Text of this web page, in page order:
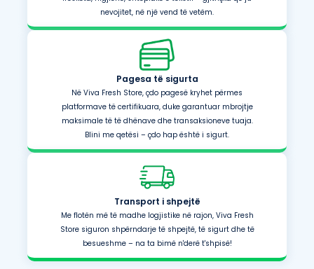
nevojitet, në një vend të vetëm.
Pagesa të sigurta
Në Viva Fresh Store, çdo pagesë kryhet përmes
platformave të certifikuara, duke garantuar mbrojtje
maksimale të të dhënave dhe transaksioneve tuaja.
Blini me qetësi – çdo hap është i sigurt.
Transport i shpejtë
Me flotën më të madhe logjistike në rajon, Viva Fresh
Store siguron shpërndarje të shpejtë, të sigurt dhe të
besueshme – na ta bimë n'derë t'shpisë!